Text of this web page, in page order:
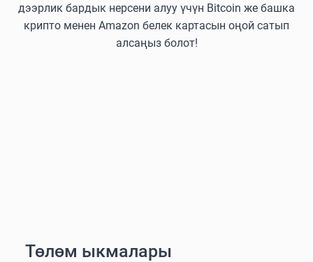
дээрлик бардык нерсени алуу үчүн Bitcoin же башка
крипто менен Amazon белек картасын оңой сатып
алсаңыз болот!
Төлөм ыкмалары